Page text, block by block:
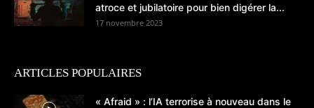
atroce et jubilatoire pour bien digérer la...
17 novembre 2023
ARTICLES POPULAIRES
« Afraid » : l’IA terrorise à nouveau dans le